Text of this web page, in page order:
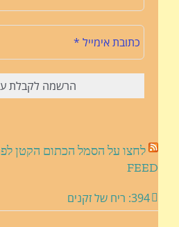
FEED
394: ריח של זקנים